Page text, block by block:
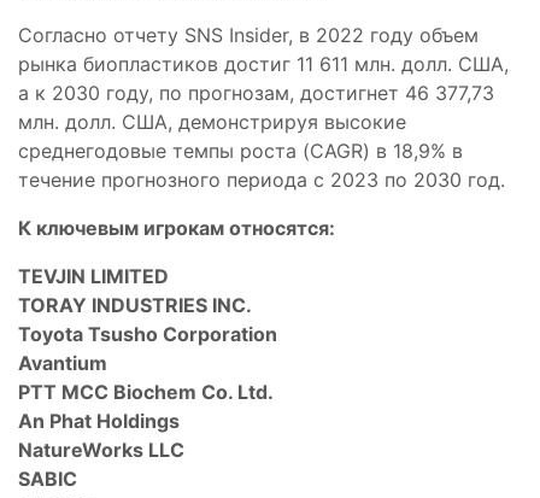
Согласно отчету SNS Insider, в 2022 году объем
рынка биопластиков достиг 11 611 млн. долл. США,
а к 2030 году, по прогнозам, достигнет 46 377,73
млн. долл. США, демонстрируя высокие
среднегодовые темпы роста (CAGR) в 18,9% в
течение прогнозного периода с 2023 по 2030 год.
К ключевым игрокам относятся:
TEVJIN LIMITED
TORAY INDUSTRIES INC.
Toyota Tsusho Corporation
Avantium
PTT MCC Biochem Co. Ltd.
An Phat Holdings
NatureWorks LLC
SABIC